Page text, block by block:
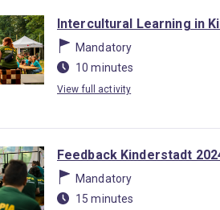
Intercultural Learning in
Mandatory
10 minutes
View full activity
Feedback Kinderstadt
Mandatory
15 minutes